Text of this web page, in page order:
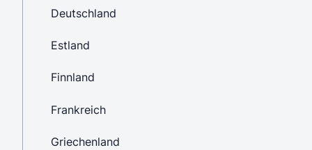
Deutschland
Estland
Finnland
Frankreich
Griechenland